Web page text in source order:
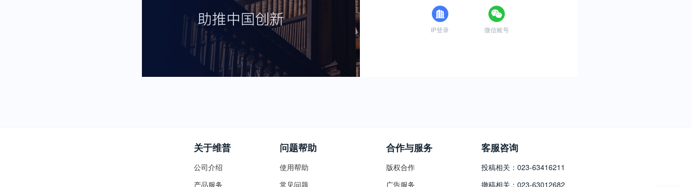
IP登录 微信账号
关于维普
公司介绍
产品服务
问题帮助
使用帮助
常见问题
合作与服务
版权合作
广告服务
客服咨询
投稿相关：023-63416211
撤稿相关：023-63012682